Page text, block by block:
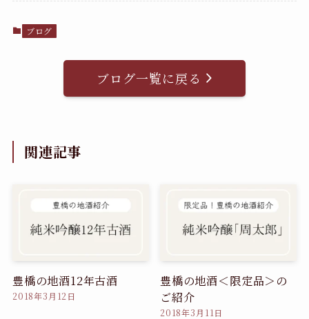
ブログ
ブログ一覧に戻る
関連記事
豊橋の地酒12年古酒
2018年3月12日
豊橋の地酒＜限定品＞の
ご紹介
2018年3月11日